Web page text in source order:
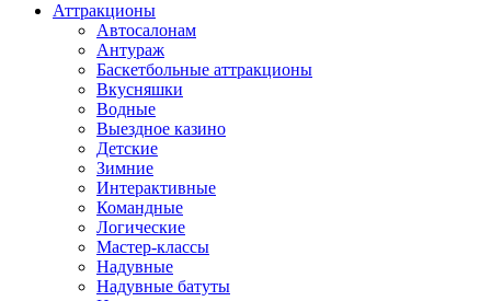
Аттракционы
Автосалонам
Антураж
Баскетбольные аттракционы
Вкусняшки
Водные
Выездное казино
Детские
Зимние
Интерактивные
Командные
Логические
Мастер-классы
Надувные
Надувные батуты